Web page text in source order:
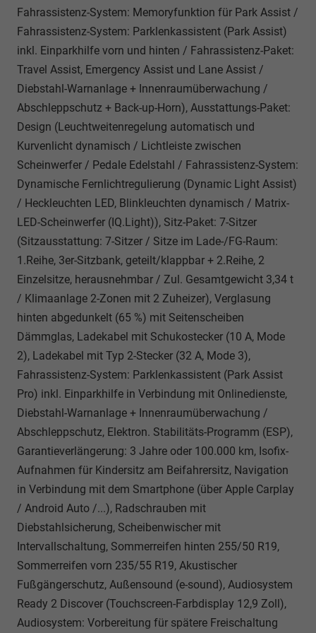
Fahrassistenz-System: Memoryfunktion für Park Assist /
Fahrassistenz-System: Parklenkassistent (Park Assist)
inkl. Einparkhilfe vorn und hinten / Fahrassistenz-Paket:
Travel Assist, Emergency Assist und Lane Assist /
Diebstahl-Warnanlage + Innenraumüberwachung /
Abschleppschutz + Back-up-Horn), Ausstattungs-Paket:
Design (Leuchtweitenregelung automatisch und
Kurvenlicht dynamisch / Lichtleiste zwischen
Scheinwerfer / Pedale Edelstahl / Fahrassistenz-System:
Dynamische Fernlichtregulierung (Dynamic Light Assist)
/ Heckleuchten LED, Blinkleuchten dynamisch / Matrix-
LED-Scheinwerfer (IQ.Light)), Sitz-Paket: 7-Sitzer
(Sitzausstattung: 7-Sitzer / Sitze im Lade-/FG-Raum:
1.Reihe, 3er-Sitzbank, geteilt/klappbar + 2.Reihe, 2
Einzelsitze, herausnehmbar / Zul. Gesamtgewicht 3,34 t
/ Klimaanlage 2-Zonen mit 2 Zuheizer), Verglasung
hinten abgedunkelt (65 %) mit Seitenscheiben
Dämmglas, Ladekabel mit Schukostecker (10 A, Mode
2), Ladekabel mit Typ 2-Stecker (32 A, Mode 3),
Fahrassistenz-System: Parklenkassistent (Park Assist
Pro) inkl. Einparkhilfe in Verbindung mit Onlinedienste,
Diebstahl-Warnanlage + Innenraumüberwachung /
Abschleppschutz, Elektron. Stabilitäts-Programm (ESP),
Garantieverlängerung: 3 Jahre oder 100.000 km, Isofix-
Aufnahmen für Kindersitz am Beifahrersitz, Navigation
in Verbindung mit dem Smartphone (über Apple Carplay
/ Android Auto /...), Radschrauben mit
Diebstahlsicherung, Scheibenwischer mit
Intervallschaltung, Sommerreifen hinten 255/50 R19,
Sommerreifen vorn 235/55 R19, Akustischer
Fußgängerschutz, Außensound (e-sound), Audiosystem
Ready 2 Discover (Touchscreen-Farbdisplay 12,9 Zoll),
Audiosystem: Vorbereitung für spätere Freischaltung